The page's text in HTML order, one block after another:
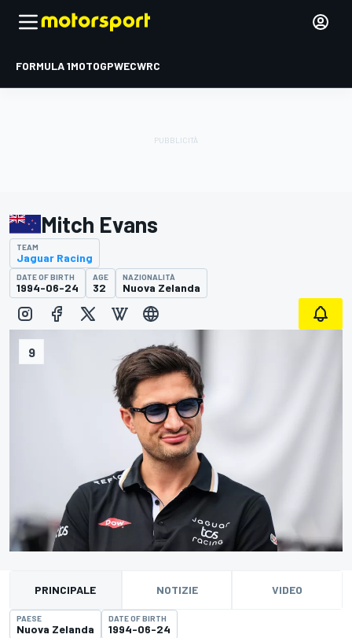
FORMULA 1MOTOGPWECWRC
9
Mitch Evans
TEAM
Jaguar Racing
DATE OF BIRTH
1994-06-24
AGE
32
NAZIONALITÀ
Nuova Zelanda
PRINCIPALE NOTIZIE VIDEO
PAESE
Nuova Zelanda
DATE OF BIRTH
1994-06-24